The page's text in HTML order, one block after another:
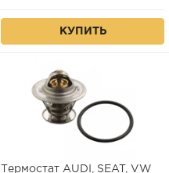
КУПИТЬ
Термостат AUDI, SEAT, VW